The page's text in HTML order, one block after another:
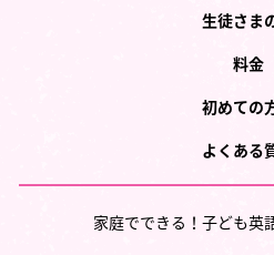
生徒さま
料金
初めての
よくある
家庭でできる！子ども英